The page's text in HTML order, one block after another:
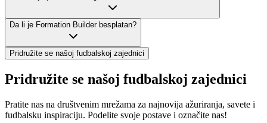
Da li je Formation Builder besplatan?
Pridružite se našoj fudbalskoj zajednici
Pridružite se našoj fudbalskoj zajednici
Pratite nas na društvenim mrežama za najnovija ažuriranja, savete i
fudbalsku inspiraciju. Podelite svoje postave i označite nas!